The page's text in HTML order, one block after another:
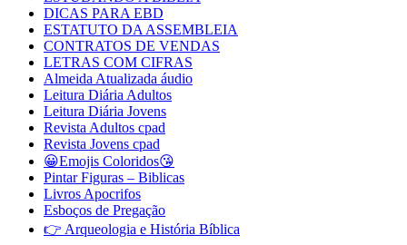
DICAS PARA EBD
ESTATUTO DA ASSEMBLEIA
CONTRATOS DE VENDAS
LETRAS COM CIFRAS
Almeida Atualizada áudio
Leitura Diária Adultos
Leitura Diária Jovens
Revista Adultos cpad
Revista Jovens cpad
😀Emojis Coloridos😘
Pintar Figuras – Biblicas
Livros Apocrifos
Esboços de Pregação
👉 Arqueologia e História Bíblica